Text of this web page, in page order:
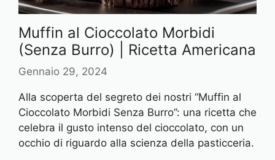
Muffin al Cioccolato Morbidi
(Senza Burro) | Ricetta Americana
Gennaio 29, 2024
Alla scoperta del segreto dei nostri “Muffin al
Cioccolato Morbidi Senza Burro”: una ricetta che
celebra il gusto intenso del cioccolato, con un
occhio di riguardo alla scienza della pasticceria.